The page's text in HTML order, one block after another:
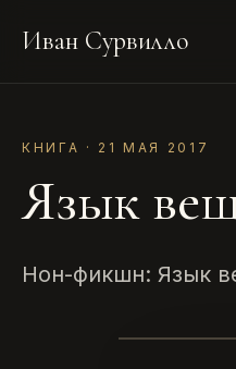
Иван Сурвилло
КНИГА · 21 МАЯ 2017
Язык
Нон-фикшн: Язык